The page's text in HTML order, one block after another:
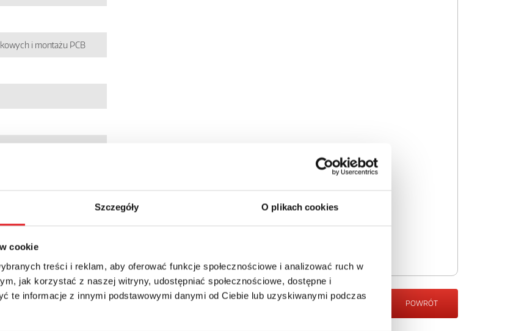
Szczegóły O plikach cookies
cookie
treści i reklam, aby oferować funkcje społecznościowe i analizować ruch w
jak korzystać z naszej witryny, udostępniać społecznościowe, dostępne i
te informacje z innymi podstawowymi danymi od Ciebie lub uzyskiwanymi podczas
i montażu PCB
POWRÓT